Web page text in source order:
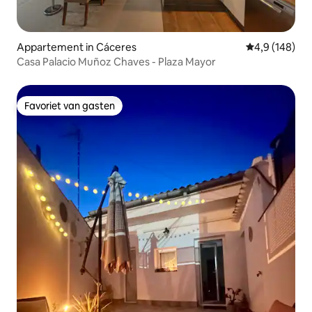
Appartement in Cáceres Gemiddelde
4,9 (148)
Casa Palacio Muñoz Chaves - Plaza Mayor
Favoriet van gasten
Favoriet van gasten